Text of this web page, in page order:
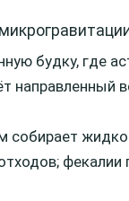
будку, где
направленный